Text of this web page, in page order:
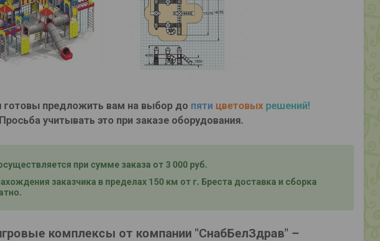
предложить вам на выбор до пяти цветовыхрешений!
Просьба учитывать это при заказе оборудования.
при сумме заказа от 3 000 руб.
заказчика в пределах 150 км от г. Бреста доставка и сборка
комплексы от компании "СнабБелЗдрав" –